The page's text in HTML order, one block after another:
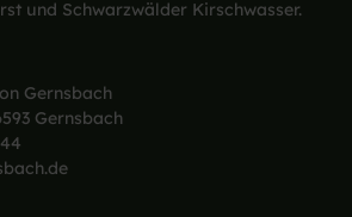
und Schwarzwälder Kirschwasser.
Gernsbach
Gernsbach